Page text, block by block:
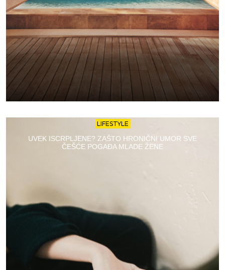
LIFESTYLE
UVEK ISCRPLJENE? ZAŠTO HRONIČNI UMOR SVE
ČEŠĆE POGAĐA MLADE ŽENE